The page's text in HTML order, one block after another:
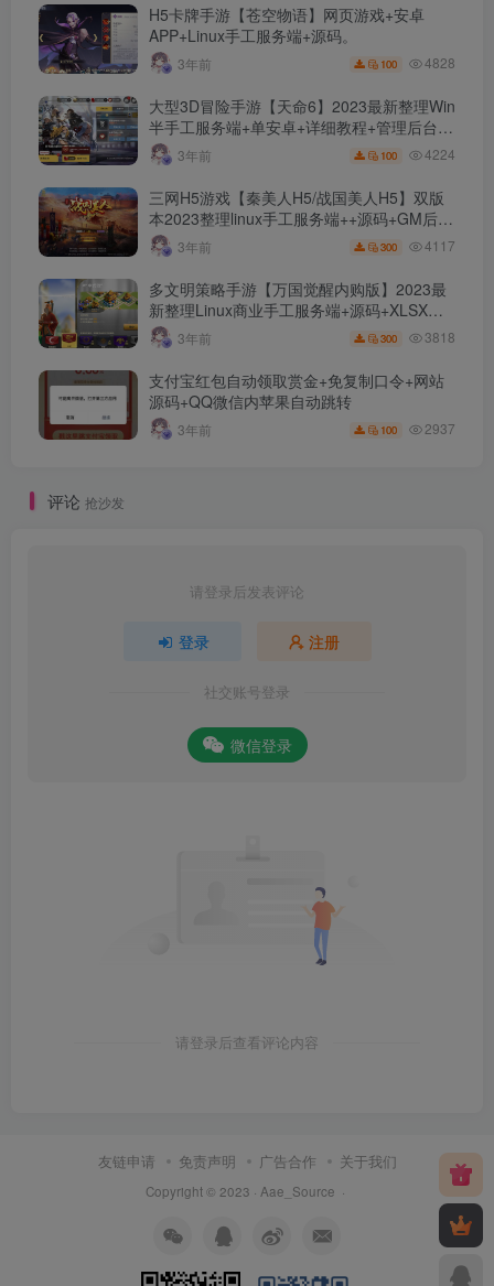
H5卡牌手游【苍空物语】网页游戏+安卓
APP+Linux手工服务端+源码。
3年前 100 4828
大型3D冒险手游【天命6】2023最新整理Win
半手工服务端+单安卓+详细教程+管理后台
+游戏前后端源码【站长亲测】
3年前 100 4224
三网H5游戏【秦美人H5/战国美人H5】双版
本2023整理linux手工服务端++源码+GM后台
+简易安卓APP+详细搭建教程+【站长亲测】
3年前 300 4117
多文明策略手游【万国觉醒内购版】2023最
新整理Linux商业手工服务端+源码+XLSX表
+运营后台+详细教程【站长亲测】
3年前 300 3818
支付宝红包自动领取赏金+免复制口令+网站
源码+QQ微信内苹果自动跳转
3年前 100 2937
评论 抢沙发
请登录后发表评论
登录 注册
社交账号登录
微信登录
请登录后查看评论内容
友链申请 免责声明 广告合作 关于我们
Copyright © 2023 · Aae_Source ·